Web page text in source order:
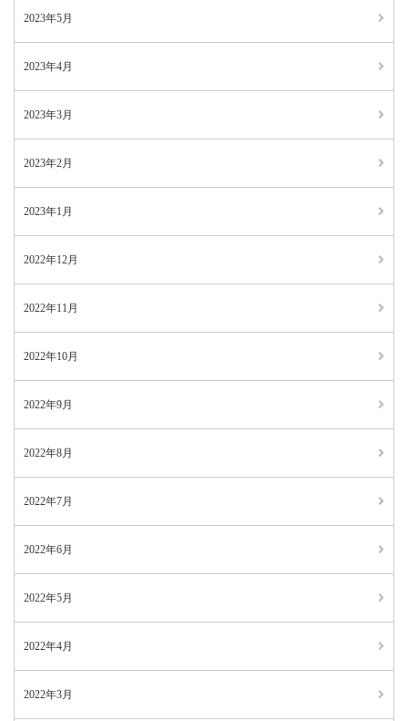
2023年5月
2023年4月
2023年3月
2023年2月
2023年1月
2022年12月
2022年11月
2022年10月
2022年9月
2022年8月
2022年7月
2022年6月
2022年5月
2022年4月
2022年3月